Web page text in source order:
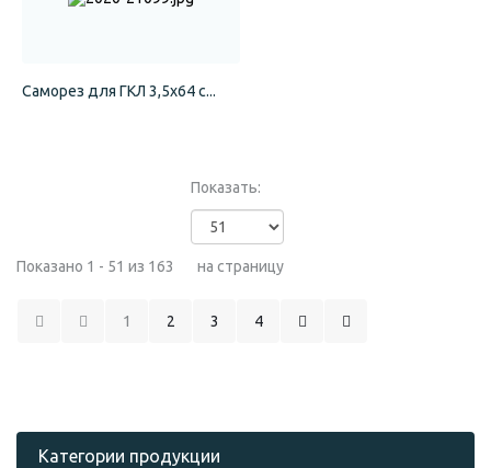
Саморез для ГКЛ 3,5х64 с...
Показано 1 - 51 из 163
Показать:
на страницу
1 2 3 4
Категории продукции